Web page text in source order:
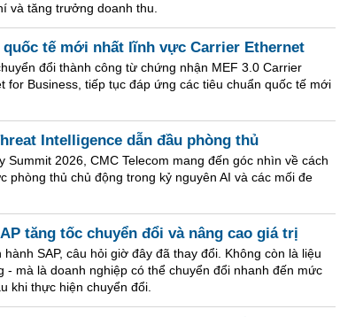
và tăng trưởng doanh thu.
quốc tế mới nhất lĩnh vực Carrier Ethernet
đổi thành công từ chứng nhận MEF 3.0 Carrier
for Business, tiếp tục đáp ứng các tiêu chuẩn quốc tế mới
Intelligence dẫn đầu phòng thủ
Summit 2026, CMC Telecom mang đến góc nhìn về cách
phòng thủ chủ động trong kỷ nguyên AI và các mối đe
tăng tốc chuyển đổi và nâng cao giá trị
SAP, câu hỏi giờ đây đã thay đổi. Không còn là liệu
- mà là doanh nghiệp có thể chuyển đổi nhanh đến mức
khi thực hiện chuyển đổi.